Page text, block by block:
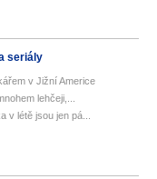
seriály
v Jižní Americe
lehčeji,...
v létě jsou jen pá...